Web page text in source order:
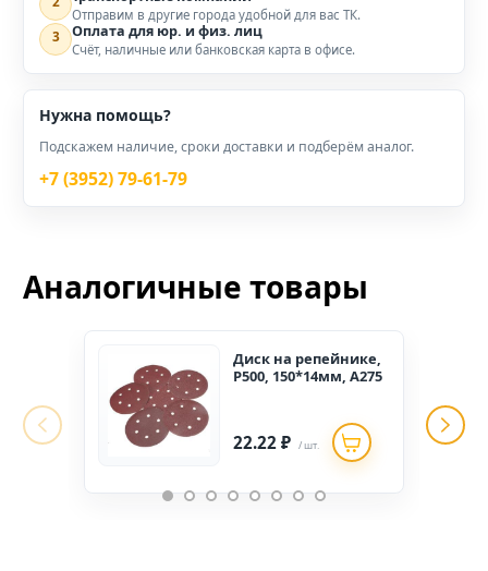
Отправим в другие города удобной для вас ТК.
3 Оплата для юр. и физ. лиц
Счёт, наличные или банковская карта в офисе.
Нужна помощь?
Подскажем наличие, сроки доставки и подберём аналог.
+7 (3952) 79-61-79
Аналогичные товары
Диск на репейнике,
Р500, 150*14мм, А275
22.22 ₽ / шт.